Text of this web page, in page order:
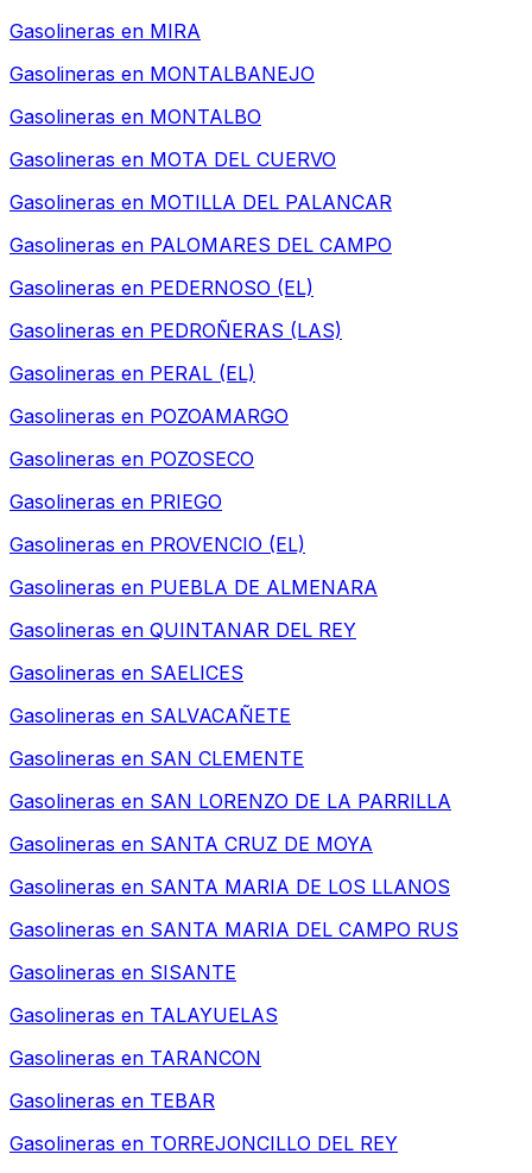
Gasolineras en MIRA
Gasolineras en MONTALBANEJO
Gasolineras en MONTALBO
Gasolineras en MOTA DEL CUERVO
Gasolineras en MOTILLA DEL PALANCAR
Gasolineras en PALOMARES DEL CAMPO
Gasolineras en PEDERNOSO (EL)
Gasolineras en PEDROÑERAS (LAS)
Gasolineras en PERAL (EL)
Gasolineras en POZOAMARGO
Gasolineras en POZOSECO
Gasolineras en PRIEGO
Gasolineras en PROVENCIO (EL)
Gasolineras en PUEBLA DE ALMENARA
Gasolineras en QUINTANAR DEL REY
Gasolineras en SAELICES
Gasolineras en SALVACAÑETE
Gasolineras en SAN CLEMENTE
Gasolineras en SAN LORENZO DE LA PARRILLA
Gasolineras en SANTA CRUZ DE MOYA
Gasolineras en SANTA MARIA DE LOS LLANOS
Gasolineras en SANTA MARIA DEL CAMPO RUS
Gasolineras en SISANTE
Gasolineras en TALAYUELAS
Gasolineras en TARANCON
Gasolineras en TEBAR
Gasolineras en TORREJONCILLO DEL REY